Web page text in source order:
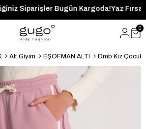
Verdiğiniz Siparişler Bugün Kargoda!Yaz
0
Alt Giyim EŞOFMAN ALTI Dmb Kız